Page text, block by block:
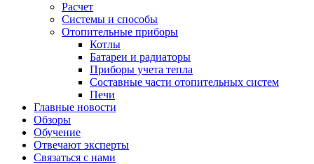
Расчет
Системы и способы
Отопительные приборы
Котлы
Батареи и радиаторы
Приборы учета тепла
Составные части отопительных систем
Печи
Главные новости
Обзоры
Обучение
Отвечают эксперты
Связаться с нами